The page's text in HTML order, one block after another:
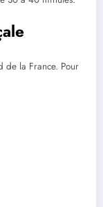
de la France. Pour